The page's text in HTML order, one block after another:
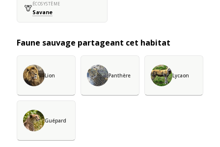
🦒ÉCOSYSTÈME
Savane
Faune sauvage partageant cet habitat
Lion Panthère Lycaon
Guépard